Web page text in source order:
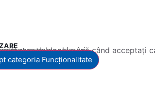
până când acceptați categoria corespunzătoare de cookie-uri.
categoria Funcționalitate